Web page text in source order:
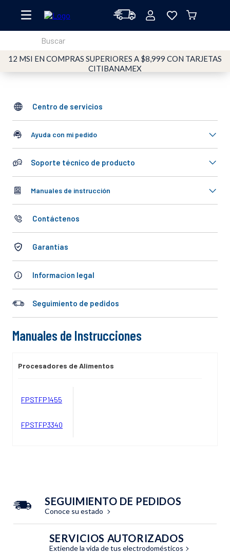
12 MSI EN COMPRAS SUPERIORES A $8,999 CON TARJETAS
CITIBANAMEX
Centro de servicios
Ayuda con mi pedido
Soporte técnico de producto
Manuales de instrucción
Contáctenos
Garantías
Informacion legal
Seguimiento de pedidos
Manuales de Instrucciones
Procesadores de Alimentos
FPSTFP1455
FPSTFP3340
SEGUIMIENTO DE PEDIDOS
Conoce su estado
SERVICIOS AUTORIZADOS
Extiende la vida de tus electrodomésticos
TÉRMINOS MÁS BUSCADOS
.
licuadora
.
vaso
5.
vidrio
6.
cafetera
.
8.
horno
.
tritan